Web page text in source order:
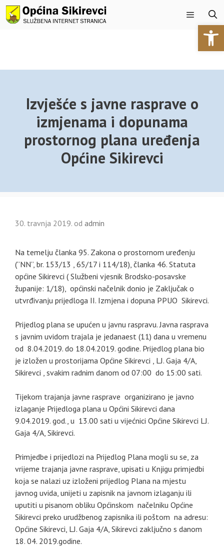
Preskoči
na
Izbornik
Izvješće s javne rasprave o
izmjenama i dopunama
prostornog plana uređenja
Općine Sikirevci
30. travnja 2019. od admin
Na temelju članka 95. Zakona o prostornom uređenju
(”NN”, br. 153/13 , 65/17 i 114/18), članka 46. Statuta
općine Sikirevci ( Službeni vjesnik Brodsko-posavske
županije: 1/18), općinski načelnik donio je Zaključak o
utvrđivanju prijedloga II. Izmjena i dopuna PPUO Sikirevci.
Prijedlog plana se upućen u javnu raspravu. Javna rasprava
s javnim uvidom trajala je jedanaest (11) dana u vremenu
od 8.04.2019. do 18.04.2019. godine. Prijedlog plana bio
je izložen u prostorijama Općine Sikirevci , LJ. Gaja 4/A,
Sikirevci , svakim radnim danom od 07:00 do 15:00 sati.
Tijekom trajanja javne rasprave organizirano je javno
izlaganje Prijedloga plana u Općini Sikirevci dana
9.04.2019. god., u 13.00 sati u vijećnici Općine Sikirevci LJ.
Gaja 4/A, Sikirevci.
Primjedbe i prijedlozi na Prijedlog Plana mogli su se, za
vrijeme trajanja javne rasprave, upisati u Knjigu primjedbi
koja se nalazi uz izloženi prijedlog Plana na mjestu
javnog uvida, unijeti u zapisnik na javnom izlaganju ili
uputiti u pisanom obliku Općinskom načelniku Općine
Sikirevci preko urudžbenog zapisnika ili poštom na adresu:
Općine Sikirevci, LJ. Gaja 4/A, Sikirevci zaključno s danom
18. 04. 2019.godine.